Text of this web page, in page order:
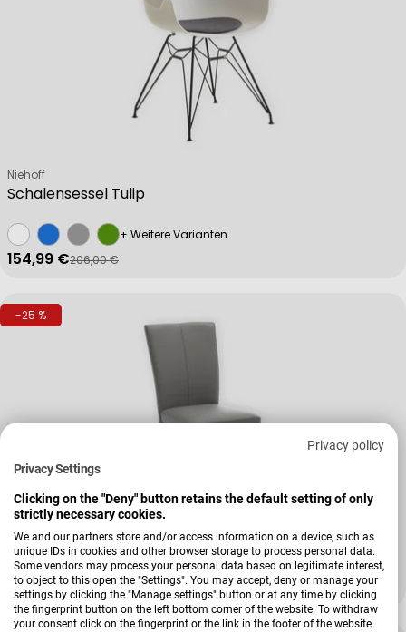
Privacy policy
Privacy Settings
Clicking on the "Deny" button retains the default setting of only
strictly necessary cookies.
We and our partners store and/or access information on a device, such as
unique IDs in cookies and other browser storage to process personal data.
Some vendors may process your personal data based on legitimate interest,
to object to this open the "Settings". You may accept, deny or manage your
settings by clicking the "Manage settings" button or at any time by clicking
the fingerprint button on the left bottom corner of the website. To withdraw
your consent click on the fingerprint or the link in the footer of the website
Schalensessel Tulip
Verkäufer:
Niehoff
+ Weitere Varianten
Verkaufspreis
154,99 €
Regulärer Preis
206,00 €
-25 %
Stuhl Colorado
Verkäufer:
Niehoff
Verkaufspreis
449,00 €
Regulärer Preis
605,38 €